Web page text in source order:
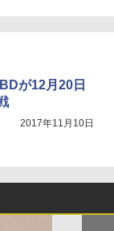
が12月20日
2017年11月10日